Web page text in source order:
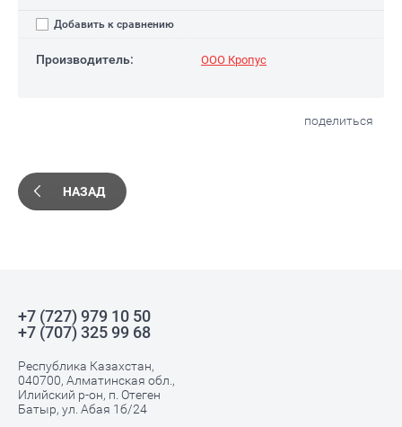
Добавить к сравнению
Производитель: ООО Кропус
поделиться
НАЗАД
+7 (727) 979 10 50
+7 (707) 325 99 68
Республика Казахстан,
040700, Алматинская обл.,
Илийский р-он, п. Отеген
Батыр, ул. Абая 1б/24